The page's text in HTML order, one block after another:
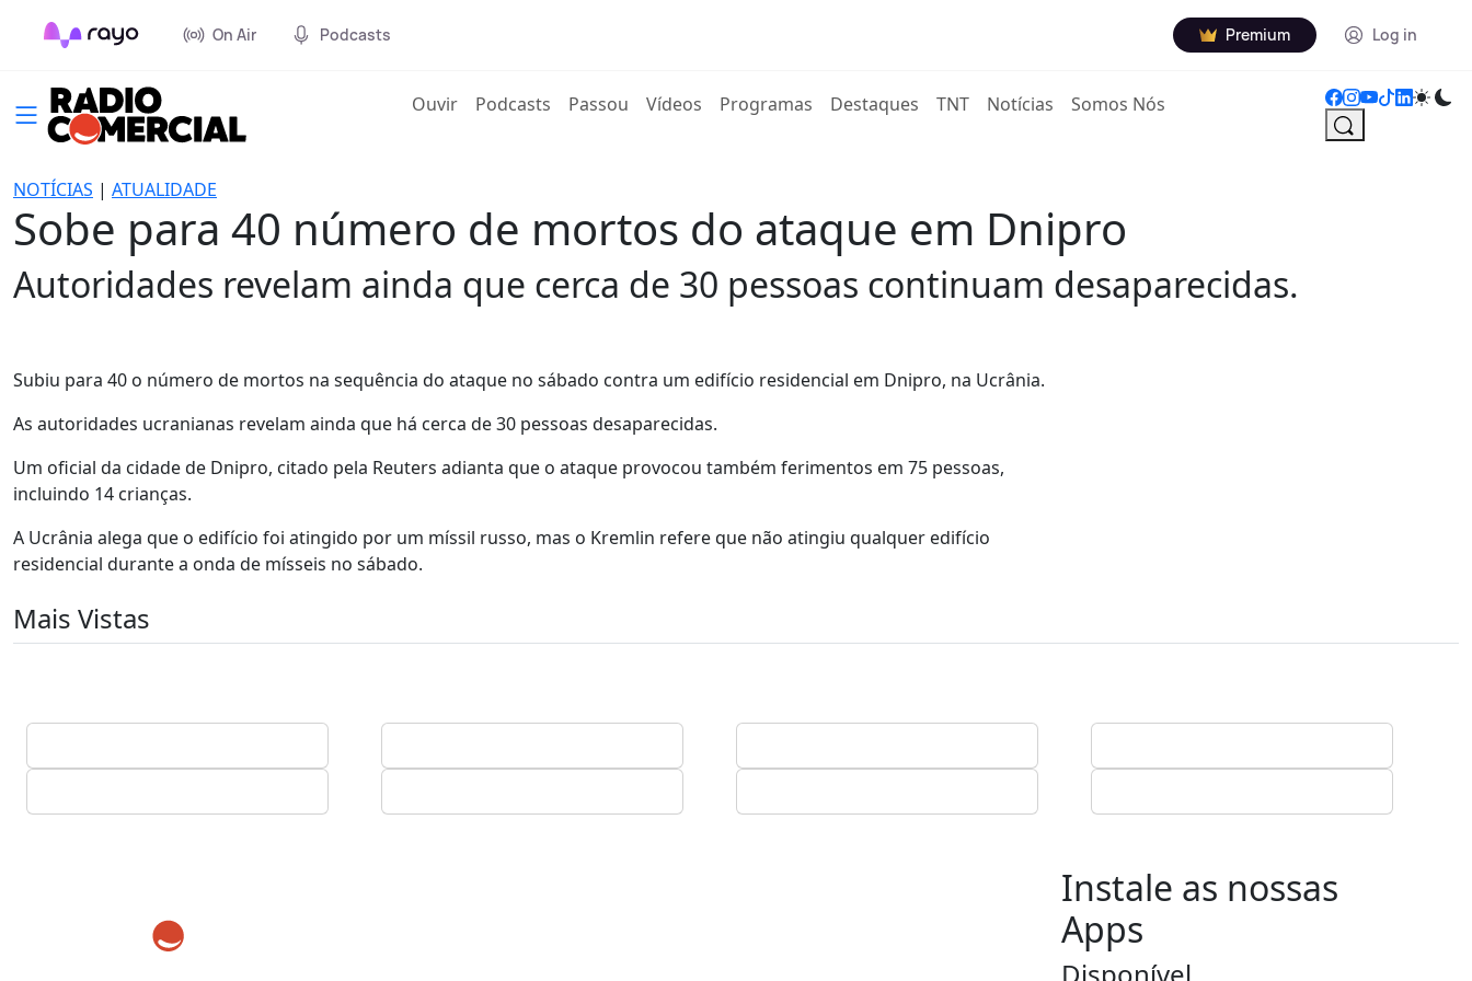
On Air Podcasts Premium Log in
Ouvir(current)
Podcasts Passou Vídeos Programas Destaques TNT Notícias Somos Nós
NOTÍCIAS | ATUALIDADE
Sobe para 40 número de mortos do ataque em Dnipro
Autoridades revelam ainda que cerca de 30 pessoas continuam desaparecidas.
Subiu para 40 o número de mortos na sequência do ataque no sábado contra um edifício residencial em Dnipro, na Ucrânia.
As autoridades ucranianas revelam ainda que há cerca de 30 pessoas desaparecidas.
Um oficial da cidade de Dnipro, citado pela Reuters adianta que o ataque provocou também ferimentos em 75 pessoas,
incluindo 14 crianças.
A Ucrânia alega que o edifício foi atingido por um míssil russo, mas o Kremlin refere que não atingiu qualquer edifício
residencial durante a onda de mísseis no sábado.
Mais Vistas
Instale as nossas
Apps